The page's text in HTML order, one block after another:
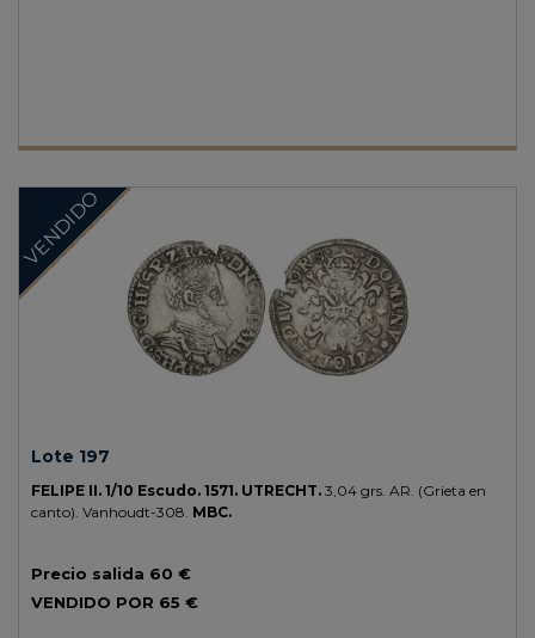
Furthermore, the fact that the start of the obverse inscription with
Almost Extremely Fine.
VENDIDO
Lote 197
FELIPE II. 1/10 Escudo. 1571. UTRECHT. 3,04 grs. AR. (Grieta en
canto). Vanhoudt-308. MBC.
Precio salida 60 €
VENDIDO POR 65 €